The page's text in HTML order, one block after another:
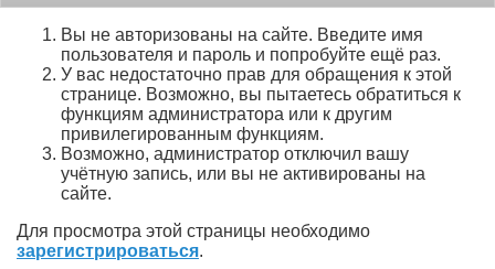
Вы не авторизованы на сайте. Введите имя
пользователя и пароль и попробуйте ещё раз.
У вас недостаточно прав для обращения к этой
странице. Возможно, вы пытаетесь обратиться к
функциям администратора или к другим
привилегированным функциям.
Возможно, администратор отключил вашу
учётную запись, или вы не активированы на
сайте.
Для просмотра этой страницы необходимо
зарегистрироваться.